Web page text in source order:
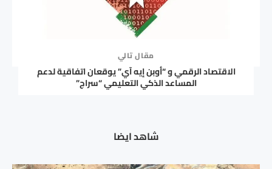
مقال تالي
الاقتصاد الرقمي و “أوبن إيه آي” يوقعان اتفاقية لدعم
المساعد الذكي التعليمي “سراج”
شاهد ايضا